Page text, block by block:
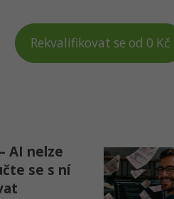
Rekvalifikovat se od 0 Kč
AI nelze
se s ní